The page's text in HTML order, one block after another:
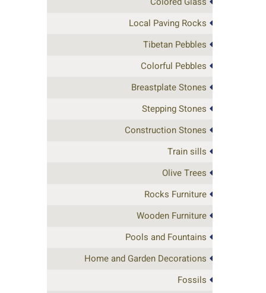
Local Paving Rocks
Tibetan Pebbles
Colorful Pebbles
Breastplate Stones
Stepping Stones
Construction Stones
Train sills
Olive Trees
Rocks Furniture
Wooden Furniture
Pools and Fountains
Home and Garden Decorations
Fossils